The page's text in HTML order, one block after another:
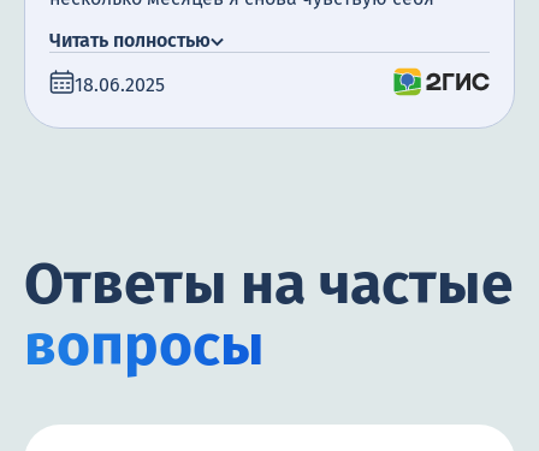
Читать полностью
18.06.2025
Ответы на частые
вопросы